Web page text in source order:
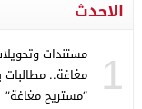
الاحدث
1
مستندات
مغاغة..
“مستريح مغاغة”